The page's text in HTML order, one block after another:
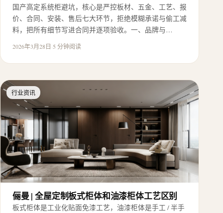
国产高定系统柜避坑，核心是严控板材、五金、工艺、报
价、合同、安装、售后七大环节，拒绝模糊承诺与偷工减
料，把所有细节写进合同并逐项验收。一、品牌与…
2026年3月28日·5 分钟阅读
行业资讯
俪曼 | 全屋定制板式柜体和油漆柜体工艺区别
板式柜体是工业化贴面免漆工艺，油漆柜体是手工 / 半手